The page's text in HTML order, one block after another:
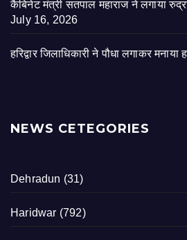
कैबिनेट मंत्री सतपाल महाराज ने लगाया
July 16, 2026
हरिद्वार जिलाधिकारी ने पौधा लगाकर मनाया
NEWS CETEGORIES
Dehradun (31)
Haridwar (792)